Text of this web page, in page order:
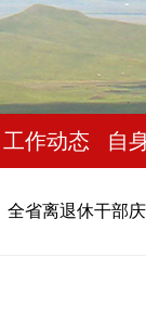
工作动态 自
全省离退休干部